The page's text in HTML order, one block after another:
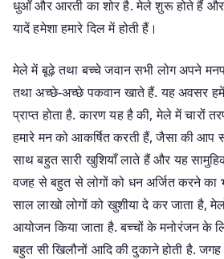
धुआँ और आरती का शोर है. मेले शुरू होते हैं
यादें हमेशा हमारे दिल में होती हैं।
मेले में बूढ़े तथा बच्चे जवान सभी लोग अपने
तथा अच्छे-अच्छे पकवान खाते हैं. यह अवसर
प्राप्त होता है. कारण यह है की, मेले में चारों
हमारे मन को आकर्षित करती हैं, जैसा की आप
साथ बहुत सारी खुशियाँ लाते हैं और यह
वजह से बहुत से लोगों को धन अर्जित करने का
साल लाखो लोगों को खुशीया दे कर जाता है,
आयोजन किया जाता है. बच्चों के मनोरंजन के
बहुत सी खिलौनों आदि की दुकाने होती है.